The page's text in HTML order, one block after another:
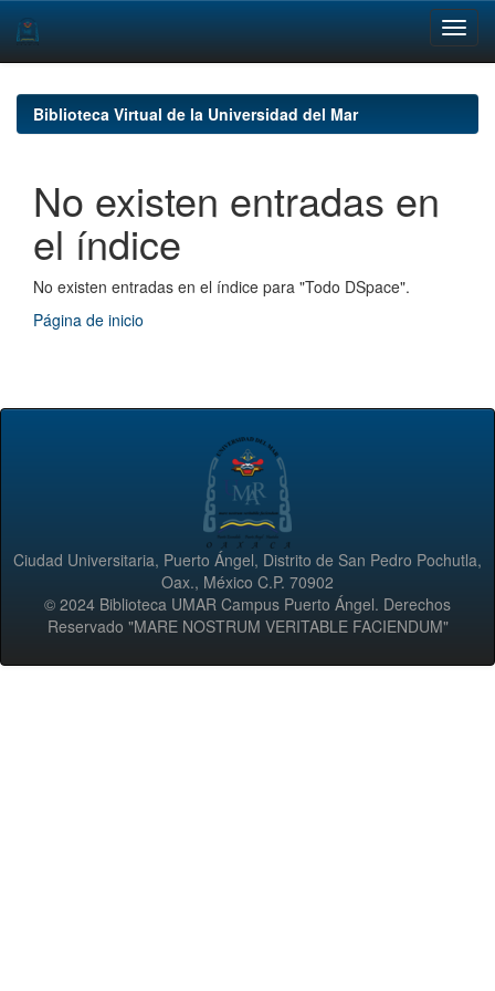
navigationBiblioteca Virtual de la Universidad del Mar
No existen entradas en
el índice
No existen entradas en el índice para "Todo DSpace".
Página de inicio
Ciudad Universitaria, Puerto Ángel, Distrito de San Pedro Pochutla,
Oax., México C.P. 70902
© 2024 Biblioteca UMAR Campus Puerto Ángel. Derechos
Reservado "MARE NOSTRUM VERITABLE FACIENDUM"